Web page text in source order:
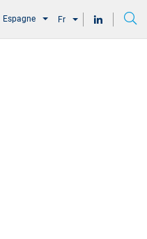
Espagne Fr